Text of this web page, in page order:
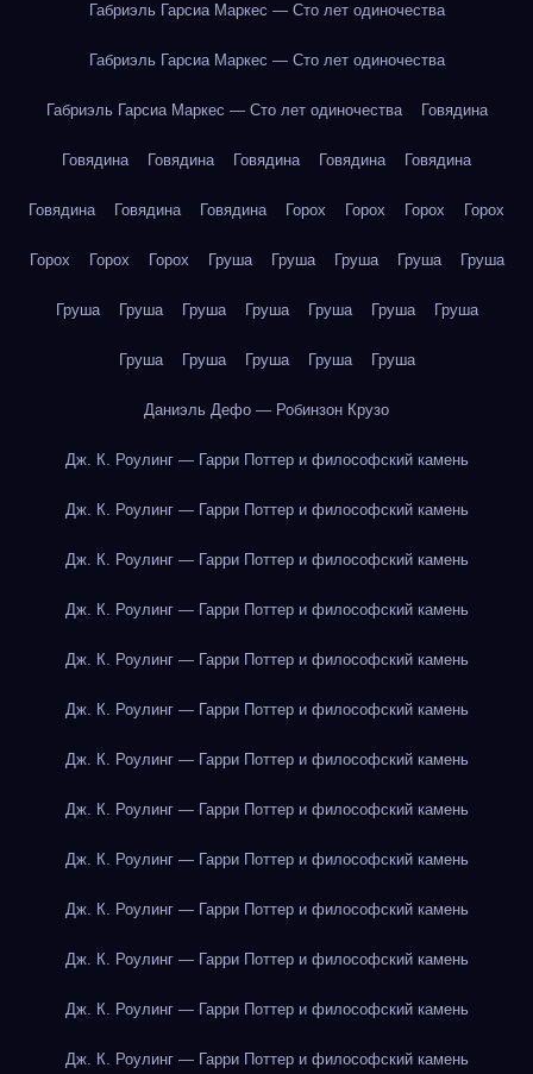
Габриэль Гарсиа Маркес — Сто лет одиночества
Габриэль Гарсиа Маркес — Сто лет одиночества
Габриэль Гарсиа Маркес — Сто лет одиночества Говядина
Говядина Говядина Говядина Говядина Говядина
Говядина Говядина Говядина Горох Горох Горох Горох
Горох Горох Горох Груша Груша Груша Груша Груша
Груша Груша Груша Груша Груша Груша Груша
Груша Груша Груша Груша Груша
Даниэль Дефо — Робинзон Крузо
Дж. К. Роулинг — Гарри Поттер и философский камень
Дж. К. Роулинг — Гарри Поттер и философский камень
Дж. К. Роулинг — Гарри Поттер и философский камень
Дж. К. Роулинг — Гарри Поттер и философский камень
Дж. К. Роулинг — Гарри Поттер и философский камень
Дж. К. Роулинг — Гарри Поттер и философский камень
Дж. К. Роулинг — Гарри Поттер и философский камень
Дж. К. Роулинг — Гарри Поттер и философский камень
Дж. К. Роулинг — Гарри Поттер и философский камень
Дж. К. Роулинг — Гарри Поттер и философский камень
Дж. К. Роулинг — Гарри Поттер и философский камень
Дж. К. Роулинг — Гарри Поттер и философский камень
Дж. К. Роулинг — Гарри Поттер и философский камень